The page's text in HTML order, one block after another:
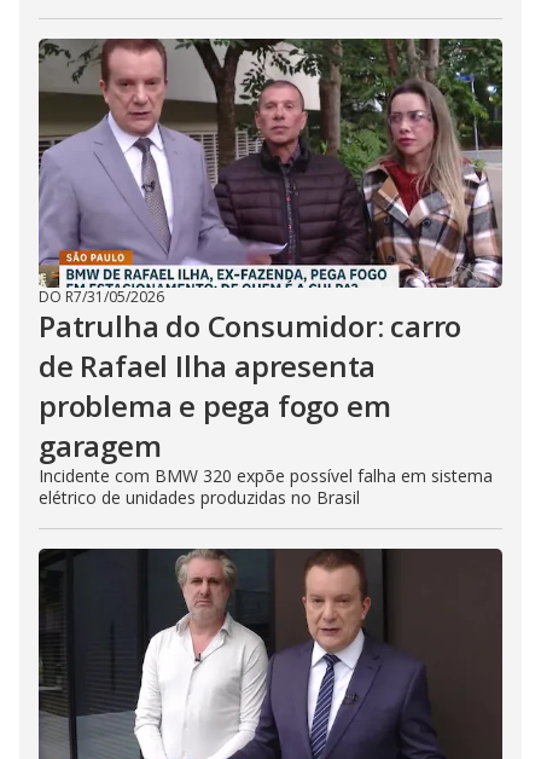
DO R7/31/05/2026
Patrulha do Consumidor: carro
de Rafael Ilha apresenta
problema e pega fogo em
garagem
Incidente com BMW 320 expõe possível falha em sistema
elétrico de unidades produzidas no Brasil